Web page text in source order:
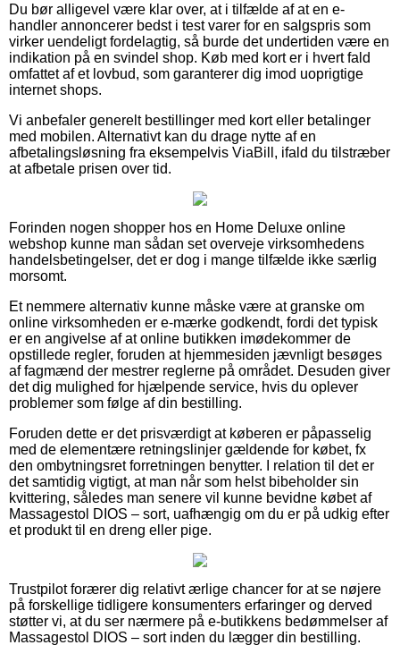
Du bør alligevel være klar over, at i tilfælde af at en e-
handler annoncerer bedst i test varer for en salgspris som
virker uendeligt fordelagtig, så burde det undertiden være en
indikation på en svindel shop. Køb med kort er i hvert fald
omfattet af et lovbud, som garanterer dig imod uoprigtige
internet shops.
Vi anbefaler generelt bestillinger med kort eller betalinger
med mobilen. Alternativt kan du drage nytte af en
afbetalingsløsning fra eksempelvis ViaBill, ifald du tilstræber
at afbetale prisen over tid.
Forinden nogen shopper hos en Home Deluxe online
webshop kunne man sådan set overveje virksomhedens
handelsbetingelser, det er dog i mange tilfælde ikke særlig
morsomt.
Et nemmere alternativ kunne måske være at granske om
online virksomheden er e-mærke godkendt, fordi det typisk
er en angivelse af at online butikken imødekommer de
opstillede regler, foruden at hjemmesiden jævnligt besøges
af fagmænd der mestrer reglerne på området. Desuden giver
det dig mulighed for hjælpende service, hvis du oplever
problemer som følge af din bestilling.
Foruden dette er det prisværdigt at køberen er påpasselig
med de elementære retningslinjer gældende for købet, fx
den ombytningsret forretningen benytter. I relation til det er
det samtidig vigtigt, at man når som helst bibeholder sin
kvittering, således man senere vil kunne bevidne købet af
Massagestol DIOS – sort, uafhængig om du er på udkig efter
et produkt til en dreng eller pige.
Trustpilot forærer dig relativt ærlige chancer for at se nøjere
på forskellige tidligere konsumenters erfaringer og derved
støtter vi, at du ser nærmere på e-butikkens bedømmelser af
Massagestol DIOS – sort inden du lægger din bestilling.